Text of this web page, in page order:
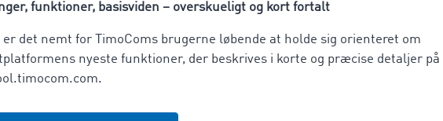
funktioner, basisviden – overskueligt og kort fortalt
er det nemt for TimoComs brugerne løbende at holde sig orienteret om
nyeste funktioner, der beskrives i korte og præcise detaljer på